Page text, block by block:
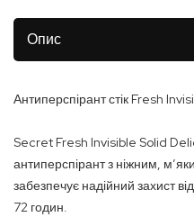
Опис
Антиперспірант стік Fresh
Secret Fresh Invisible Solid
антиперспірант з ніжним,
забезпечує надійний захист
72 годин.